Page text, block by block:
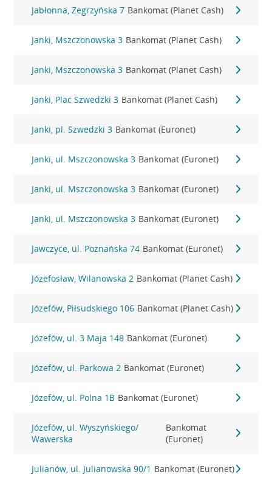
Jabłonna, Zegrzyńska 7 Bankomat (Planet Cash)
Janki, Mszczonowska 3 Bankomat (Planet Cash)
Janki, Mszczonowska 3 Bankomat (Planet Cash)
Janki, Plac Szwedzki 3 Bankomat (Planet Cash)
Janki, pl. Szwedzki 3 Bankomat (Euronet)
Janki, ul. Mszczonowska 3 Bankomat (Euronet)
Janki, ul. Mszczonowska 3 Bankomat (Euronet)
Janki, ul. Mszczonowska 3 Bankomat (Euronet)
Jawczyce, ul. Poznańska 74 Bankomat (Euronet)
Józefosław, Wilanowska 2 Bankomat (Planet Cash)
Józefów, Piłsudskiego 106 Bankomat (Planet Cash)
Józefów, ul. 3 Maja 148 Bankomat (Euronet)
Józefów, ul. Parkowa 2 Bankomat (Euronet)
Józefów, ul. Polna 1B Bankomat (Euronet)
Józefów, ul. Wyszyńskiego/
Wawerska
Bankomat
(Euronet)
Julianów, ul. Julianowska 90/1 Bankomat (Euronet)